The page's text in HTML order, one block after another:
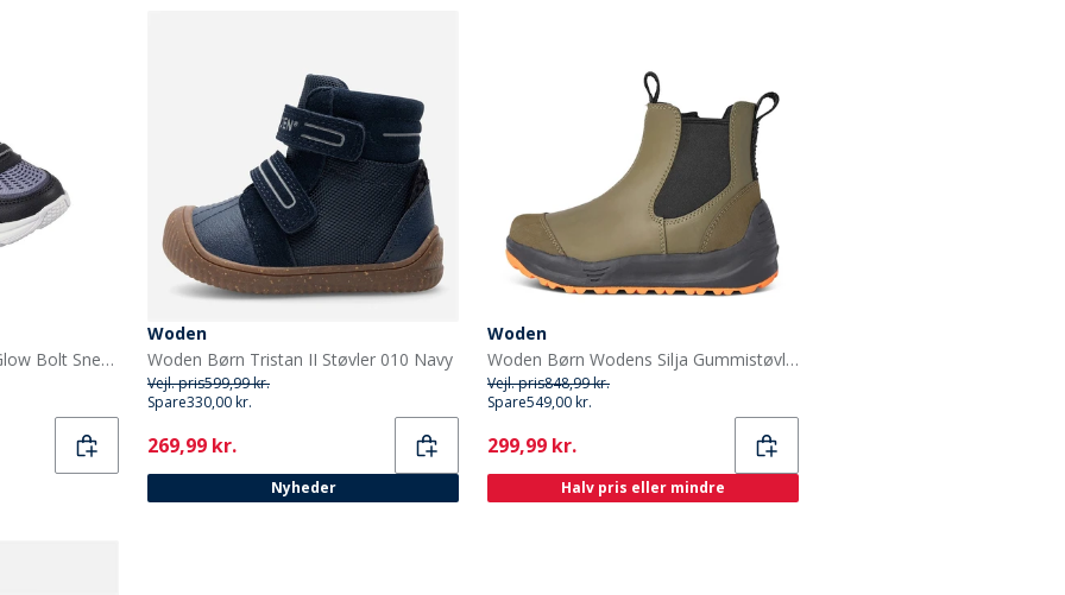
SKECHERS Drenge Flex Glow Bolt Sneakers Sort
Woden
Woden Børn Tristan II Støvler 010 Navy
Vejl. pris599,99 kr.
Spare330,00 kr.
Current
269,99 kr.
Nyheder
Woden
Woden Børn Wodens Silja Gummistøvler 295 Dark Olive
Vejl. pris848,99 kr.
Spare549,00 kr.
Current
299,99 kr.
Halv pris eller mindre